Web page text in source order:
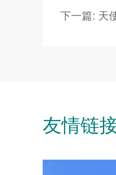
下一篇: 天
友情链